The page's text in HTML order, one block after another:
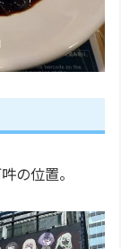
の位置。